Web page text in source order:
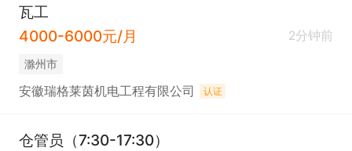
瓦工
4000-6000元/月
2分钟前
滁州市
安徽瑞格莱茵机电工程有限公司 认证
仓管员（7:30-17:30）